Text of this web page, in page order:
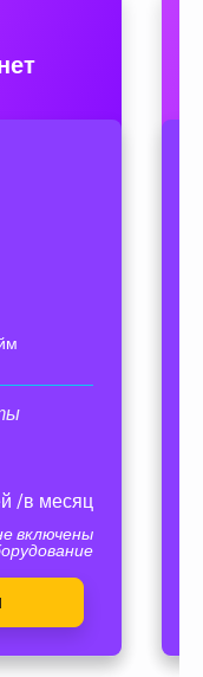
/в месяц
включены